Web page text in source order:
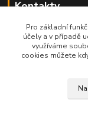
Kontakty
8.00 - 22.00 /
Pro základní
účely a v případě
využíváme
cookies můžete